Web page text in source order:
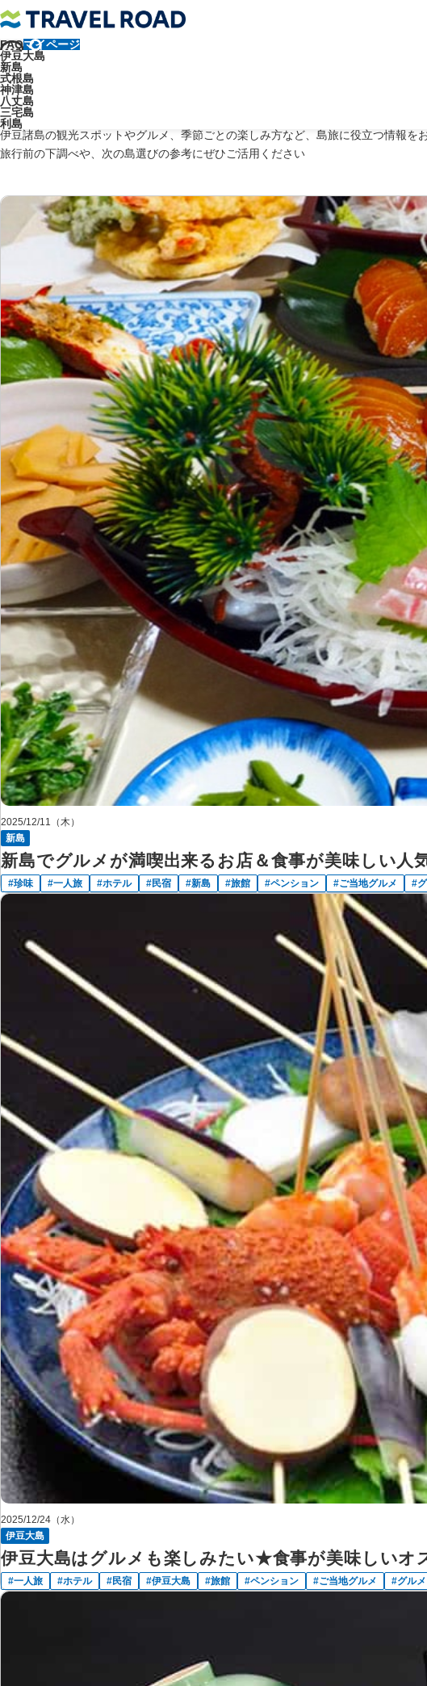
FAQマイページ
伊豆大島
新島
式根島
神津島
八丈島
三宅島
利島
トラベルロード
伊豆諸島の観光スポットやグルメ、季節ごとの楽しみ方など、島旅に役立つ情報を
旅行前の下調べや、次の島選びの参考にぜひご活用ください
2025/12/11（木）
新島
新島でグルメが満喫出来るお店＆食事が美味しい人
珍味 一人旅 ホテル 民宿 新島 旅館 ペンション ご当地グルメ
2025/12/24（水）
伊豆大島
伊豆大島はグルメも楽しみたい★食事が美味しいオ
一人旅 ホテル 民宿 伊豆大島 旅館 ペンション ご当地グルメ グルメ